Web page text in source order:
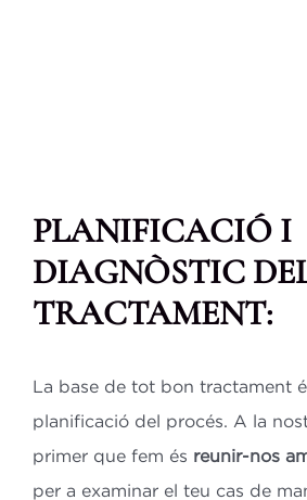
PLANIFICACIÓ I
DIAGNÒSTIC
TRACTAMENT:
La base de tot bon tractament
planificació del procés. A la
primer que fem és reunir-nos
per a examinar el teu cas de